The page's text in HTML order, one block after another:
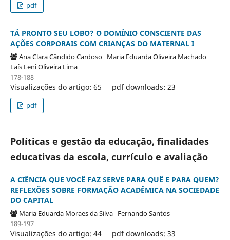
pdf
TÁ PRONTO SEU LOBO? O DOMÍNIO CONSCIENTE DAS
AÇÕES CORPORAIS COM CRIANÇAS DO MATERNAL I
Ana Clara Cândido Cardoso Maria Eduarda Oliveira Machado
Laís Leni Oliveira Lima
178-188
Visualizações do artigo: 65 pdf downloads: 23
pdf
Políticas e gestão da educação, finalidades
educativas da escola, currículo e avaliação
A CIÊNCIA QUE VOCÊ FAZ SERVE PARA QUÊ E PARA QUEM?
REFLEXÕES SOBRE FORMAÇÃO ACADÊMICA NA SOCIEDADE
DO CAPITAL
Maria Eduarda Moraes da Silva Fernando Santos
189-197
Visualizações do artigo: 44 pdf downloads: 33